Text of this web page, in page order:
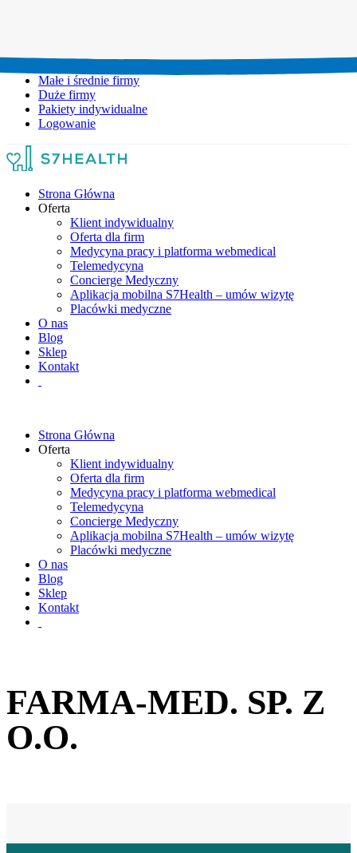
Małe i średnie firmy
Duże firmy
Pakiety indywidualne
Logowanie
Strona Główna
Oferta
Klient indywidualny
Oferta dla firm
Medycyna pracy i platforma webmedical
Telemedycyna
Concierge Medyczny
Aplikacja mobilna S7Health – umów wizytę
Placówki medyczne
O nas
Blog
Sklep
Kontakt
Strona Główna
Oferta
Klient indywidualny
Oferta dla firm
Medycyna pracy i platforma webmedical
Telemedycyna
Concierge Medyczny
Aplikacja mobilna S7Health – umów wizytę
Placówki medyczne
O nas
Blog
Sklep
Kontakt
FARMA-MED. SP. Z
O.O.